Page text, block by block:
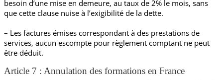
besoin d’une mise en demeure, au taux de 2% le mois, sans
que cette clause nuise à l’exigibilité de la dette.
– Les factures émises correspondant à des prestations de
services, aucun escompte pour règlement comptant ne peut
être déduit.
Article 7 : Annulation des formations en France